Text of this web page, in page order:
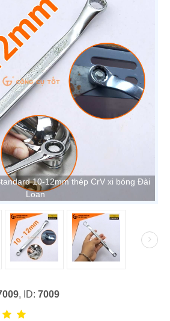
10-12mm thép CrV xi bóng Đài
Loan
, ID: 7009